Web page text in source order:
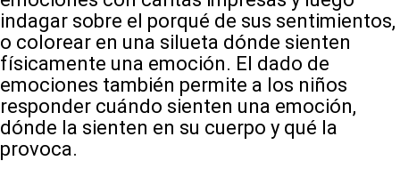
indagar sobre el porqué de sus sentimientos,
o colorear en una silueta dónde sienten
físicamente una emoción. El dado de
emociones también permite a los niños
responder cuándo sienten una emoción,
dónde la sienten en su cuerpo y qué la
provoca.